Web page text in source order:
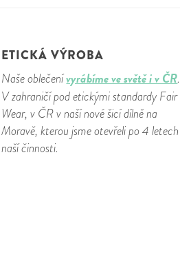
ETICKÁ VÝROBA
Naše oblečenívyrábíme ve světě i v ČR.
V zahraničí pod etickými standardy Fair
Wear, v ČR v naší nové šicí dílně na
Moravě, kterou jsme otevřeli po 4 letech
naší činnosti.